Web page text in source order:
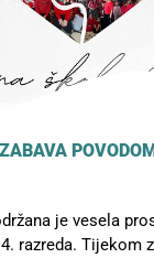
ZABAVA
je vesela
razreda. Tijekom